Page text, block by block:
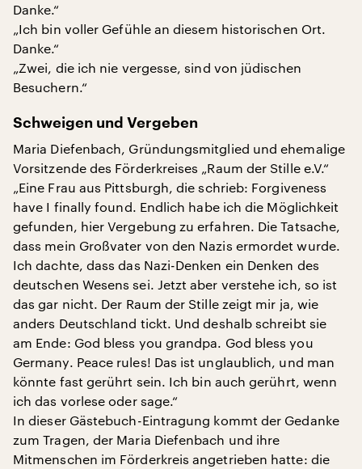
Danke.“
„Ich bin voller Gefühle an diesem historischen Ort.
Danke.“
„Zwei, die ich nie vergesse, sind von jüdischen
Besuchern.“
Schweigen und Vergeben
Maria Diefenbach, Gründungsmitglied und ehemalige
Vorsitzende des Förderkreises „Raum der Stille e.V.“
„Eine Frau aus Pittsburgh, die schrieb: Forgiveness
have I finally found. Endlich habe ich die Möglichkeit
gefunden, hier Vergebung zu erfahren. Die Tatsache,
dass mein Großvater von den Nazis ermordet wurde.
Ich dachte, dass das Nazi-Denken ein Denken des
deutschen Wesens sei. Jetzt aber verstehe ich, so ist
das gar nicht. Der Raum der Stille zeigt mir ja, wie
anders Deutschland tickt. Und deshalb schreibt sie
am Ende: God bless you grandpa. God bless you
Germany. Peace rules! Das ist unglaublich, und man
könnte fast gerührt sein. Ich bin auch gerührt, wenn
ich das vorlese oder sage.“
In dieser Gästebuch-Eintragung kommt der Gedanke
zum Tragen, der Maria Diefenbach und ihre
Mitmenschen im Förderkreis angetrieben hatte: die